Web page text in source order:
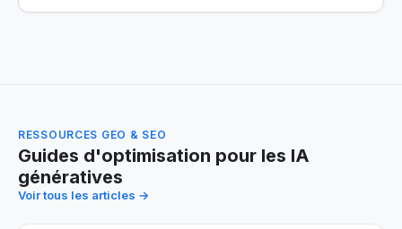
RESSOURCES GEO & SEO
Guides d'optimisation pour les IA
génératives
Voir tous les articles →